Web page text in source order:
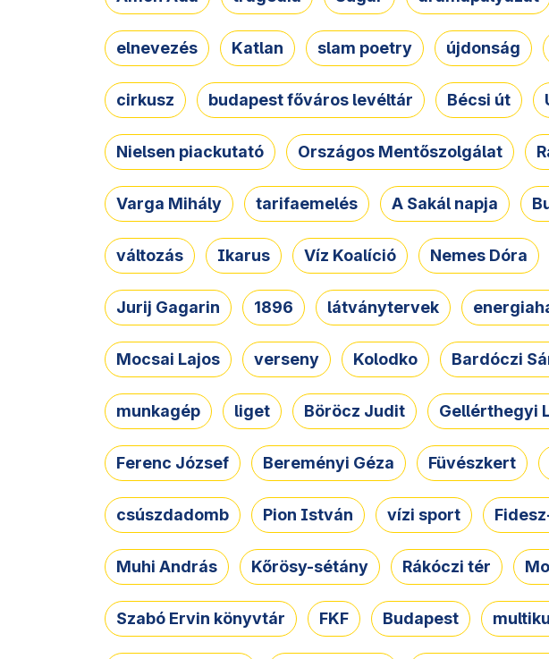
elnevezés Katlan slam poetry újdonság
cirkusz budapest főváros levéltár Bécsi út
Nielsen piackutató Országos Mentőszolgálat
Varga Mihály tarifaemelés A Sakál napja
változás Ikarus Víz Koalíció Nemes Dóra
Jurij Gagarin 1896 látványtervek
Mocsai Lajos verseny Kolodko Bardóczi
munkagép liget Böröcz Judit Gellérthegyi
Ferenc József Bereményi Géza Füvészkert
csúszdadomb Pion István vízi sport
Muhi András Kőrösy-sétány Rákóczi tér
Szabó Ervin könyvtár FKF Budapest